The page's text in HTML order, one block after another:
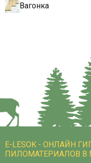
Вагонка
E-LESOK - ОНЛАЙН
ПИЛОМАТЕРИАЛОВ В